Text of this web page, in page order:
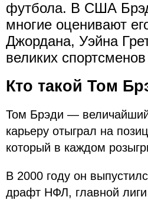
футбола. В США
многие оценивают
Джордана, Уэйна
великих спортсменов
Кто такой Том
Том Брэди — величайший
карьеру отыграл на
который в каждом
В 2000 году он
драфт НФЛ, главной